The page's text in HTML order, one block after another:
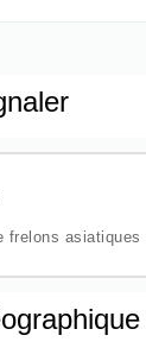
frelons asiatiques